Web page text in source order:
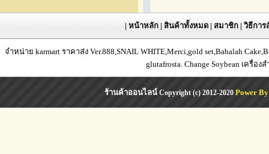
|หน้าหลัก |สินค้าทั้งหมด |สมาชิก |วิธีกา
จำหน่าย karmart ราคาส่ง Ver.888,SNAIL WHITE,Merci,gold set,Babalah
glutafrosta. Change Soybean เครื่
ร้านค้าออนไลน์ Copyright (c) 2012-2020Power